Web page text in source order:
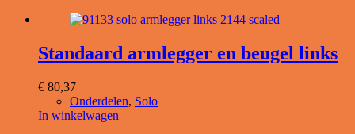
Standaard armlegger en beugel links
€ 80,37
Onderdelen, Solo
In winkelwagen